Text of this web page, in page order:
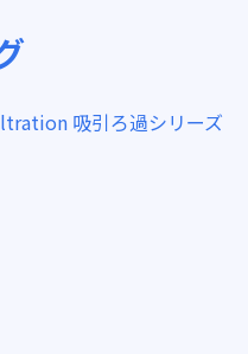
吸引ろ過シリーズ